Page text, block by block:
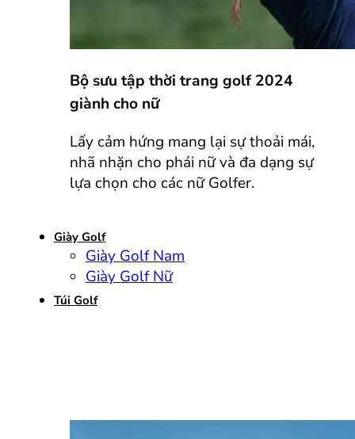
Bộ sưu tập thời trang golf 2024
giành cho nữ
Lấy cảm hứng mang lại sự thoải mái,
nhã nhặn cho phái nữ và đa dạng sự
lựa chọn cho các nữ Golfer.
Giày Golf
Giày Golf Nam
Giày Golf Nữ
Túi Golf